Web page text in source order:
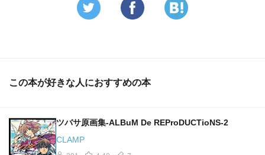
この本が好きな人におすすめの本
ツバサ原画集-ALBuM De REProDUCTioNS-2
CLAMP